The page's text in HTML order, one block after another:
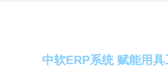
中软ERP系统 赋能用